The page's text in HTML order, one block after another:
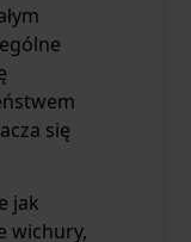
się
jak
wichury,